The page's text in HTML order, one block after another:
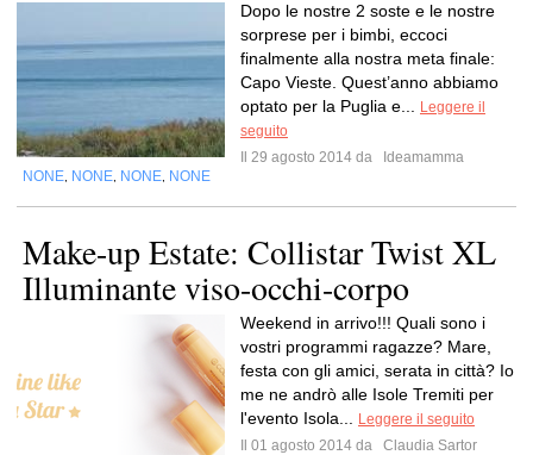
Dopo le nostre 2 soste e le nostre
sorprese per i bimbi, eccoci
finalmente alla nostra meta finale:
Capo Vieste. Quest’anno abbiamo
optato per la Puglia e...
Leggere il
seguito
Il 29 agosto 2014 da
Ideamamma
NONE NONE NONE NONE
Make-up Estate: Collistar Twist XL
Illuminante viso-occhi-corpo
Weekend in arrivo!!! Quali sono i
vostri programmi ragazze? Mare,
festa con gli amici, serata in città? Io
me ne andrò alle Isole Tremiti per
l'evento Isola...
Leggere il seguito
Il 01 agosto 2014 da
Claudia Sartor